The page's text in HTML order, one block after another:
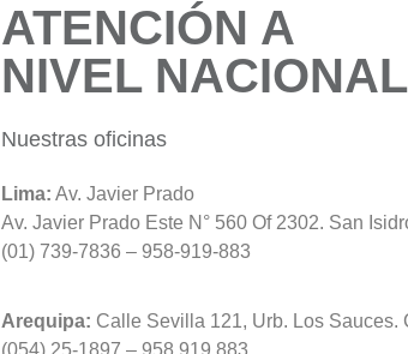
ATENCIÓN A
NIVEL NACIONAL
Nuestras oficinas
Lima: Av. Javier Prado
Av. Javier Prado Este N° 560 Of 2302. San
(01) 739-7836 – 958-919-883
Arequipa: Calle Sevilla 121, Urb. Los Sauces.